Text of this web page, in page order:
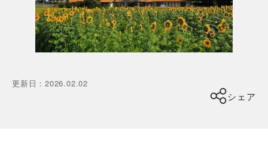
更新日 ：2026.02.02
シェア